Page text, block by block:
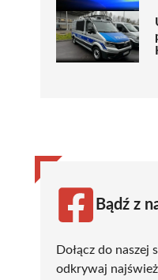
Bądź z
Dołącz do naszej
odkrywaj